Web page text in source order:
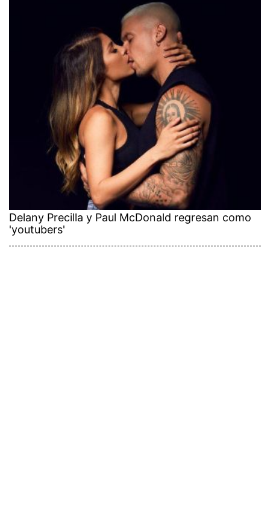
Delany Precilla y Paul McDonald regresan como
'youtubers'